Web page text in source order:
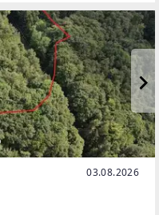
03.08.2026